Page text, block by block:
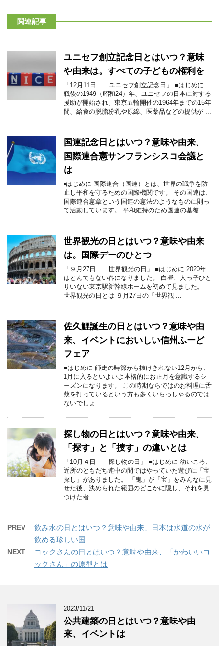
関連記事
ユニセフ創立記念日とはいつ？意味
や由来は。すべての子どもの権利を
「12月11日 ユニセフ創立記念日」 ■はじめに
戦後の1949（昭和24）年、ユニセフの日本に対する
援助が開始され、東京五輪開催の1964年までの15年
間、給食の脱脂粉乳や原綿、医薬品などの提供が ...
国連記念日とはいつ？意味や由来、
国際連合憲サンフランシスコ会議と
は
▪はじめに 国際連合（国連）とは、世界の戦争を防
止し平和を守るための国際機関です。 その国連は、
国際連合憲章という国連の憲法のようなものに則っ
て活動しています。 平和維持のため国連の基盤 ...
世界観光の日とはいつ？意味や由来
は。国際デーのひとつ
「９月27日 世界観光の日」 ■はじめに 2020年
はとんでもない春になりました。 白昼、人っ子ひと
りいない東京駅新幹線ホームを初めて見ました。
世界観光の日とは ９月27日の「世界観 ...
佐久鯉誕生の日とはいつ？意味や由
来、イベントにおいしい信州ふーど
フェア
■はじめに 師走の時節から抜けきれない12月から、
1月に入るといよいよ本格的にお正月を意識するシ
ーズンになります。 この時期ならではのお料理に舌
鼓を打っているという方も多くいらっしゃるのでは
ないでしょ ...
探し物の日とはいつ？意味や由来、
「探す」と「捜す」の違いとは
「10月４日 探し物の日」 ■はじめに 幼いころ、
近所のともだち連中の間ではやっていた遊びに「宝
探し」がありました。 「鬼」が「宝」をみんなに見
せた後、決められた範囲のどこかに隠し、それを見
つけた者 ...
PREV
飲み水の日とはいつ？意味や由来、日本は水道の水が
飲める珍しい国
NEXT
コックさんの日とはいつ？意味や由来、「かわいいコ
ックさん」の原型とは
2023/11/21
公共建築の日とはいつ？意味や由
来、イベントは